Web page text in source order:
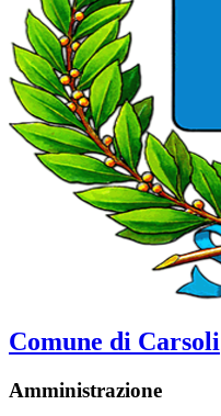
Comune di Carsoli
Amministrazione